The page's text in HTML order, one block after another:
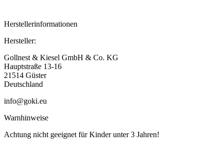
Herstellerinformationen
Hersteller:
Gollnest & Kiesel GmbH & Co. KG
Hauptstraße 13-16
21514 Güster
Deutschland
info@goki.eu
Warnhinweise
Achtung nicht geeignet für Kinder unter 3 Jahren!